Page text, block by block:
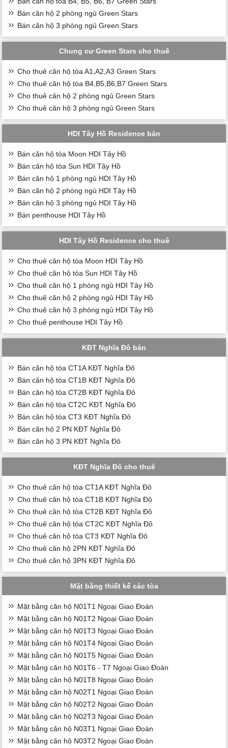
Bán căn hộ 2 phòng ngủ Green Stars
Bán căn hộ 3 phòng ngủ Green Stars
Chung cư Green Stars cho thuê
Cho thuê căn hộ tòa A1,A2,A3 Green Stars
Cho thuê căn hộ tòa B4,B5,B6,B7 Green Stars
Cho thuê căn hộ 2 phòng ngủ Green Stars
Cho thuê căn hộ 3 phòng ngủ Green Stars
HDI Tây Hồ Residence bán
Bán căn hộ tòa Moon HDI Tây Hồ
Bán căn hộ tòa Sun HDI Tây Hồ
Bán căn hộ 1 phòng ngủ HDI Tây Hồ
Bán căn hộ 2 phòng ngủ HDI Tây Hồ
Bán căn hộ 3 phòng ngủ HDI Tây Hồ
Bán penthouse HDI Tây Hồ
HDI Tây Hồ Residence cho thuê
Cho thuê căn hộ tòa Moon HDI Tây Hồ
Cho thuê căn hộ tòa Sun HDI Tây Hồ
Cho thuê căn hộ 1 phòng ngủ HDI Tây Hồ
Cho thuê căn hộ 2 phòng ngủ HDI Tây Hồ
Cho thuê căn hộ 3 phòng ngủ HDI Tây Hồ
Cho thuê penthouse HDI Tây Hồ
KĐT Nghĩa Đô bán
Bán căn hộ tòa CT1A KĐT Nghĩa Đô
Bán căn hộ tòa CT1B KĐT Nghĩa Đô
Bán căn hộ tòa CT2B KĐT Nghĩa Đô
Bán căn hộ tòa CT2C KĐT Nghĩa Đô
Bán căn hộ tòa CT3 KĐT Nghĩa Đô
Bán căn hộ 2 PN KĐT Nghĩa Đô
Bán căn hộ 3 PN KĐT Nghĩa Đô
KĐT Nghĩa Đô cho thuê
Cho thuê căn hộ tòa CT1A KĐT Nghĩa Đô
Cho thuê căn hộ tòa CT1B KĐT Nghĩa Đô
Cho thuê căn hộ tòa CT2B KĐT Nghĩa Đô
Cho thuê căn hộ tòa CT2C KĐT Nghĩa Đô
Cho thuê căn hộ tòa CT3 KĐT Nghĩa Đô
Cho thuê căn hộ 2PN KĐT Nghĩa Đô
Cho thuê căn hộ 3PN KĐT Nghĩa Đô
Mặt bằng thiết kế các tòa
Mặt bằng căn hộ N01T1 Ngoại Giao Đoàn
Mặt bằng căn hộ N01T2 Ngoại Giao Đoàn
Mặt bằng căn hộ N01T3 Ngoại Giao Đoàn
Mặt bằng căn hộ N01T4 Ngoại Giao Đoàn
Mặt bằng căn hộ N01T5 Ngoại Giao Đoàn
Mặt bằng căn hộ N01T6 - T7 Ngoại Giao Đoàn
Mặt bằng căn hộ N01T8 Ngoại Giao Đoàn
Mặt bằng căn hộ N02T1 Ngoại Giao Đoàn
Mặt bằng căn hộ N02T2 Ngoại Giao Đoàn
Mặt bằng căn hộ N02T3 Ngoại Giao Đoàn
Mặt bằng căn hộ N03T1 Ngoại Giao Đoàn
Mặt bằng căn hộ N03T2 Ngoại Giao Đoàn